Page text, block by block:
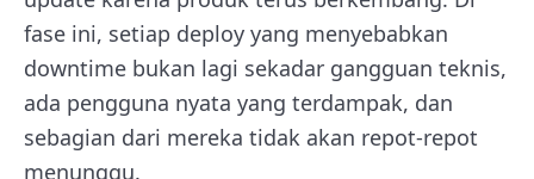
fase ini, setiap deploy yang menyebabkan
downtime bukan lagi sekadar gangguan teknis,
ada pengguna nyata yang terdampak, dan
sebagian dari mereka tidak akan repot-repot
menunggu.